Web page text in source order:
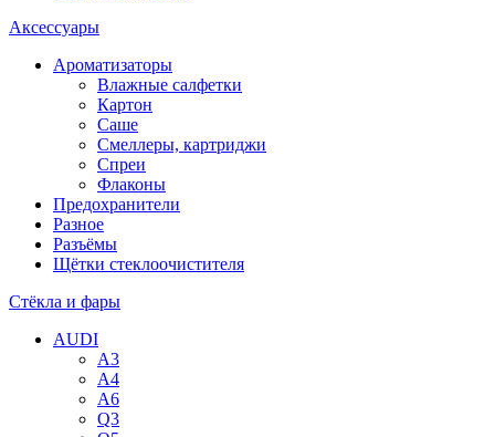
Аксессуары
Ароматизаторы
Влажные салфетки
Картон
Саше
Смеллеры, картриджи
Спреи
Флаконы
Предохранители
Разное
Разъёмы
Щётки стеклоочистителя
Стёкла и фары
AUDI
A3
A4
A6
Q3